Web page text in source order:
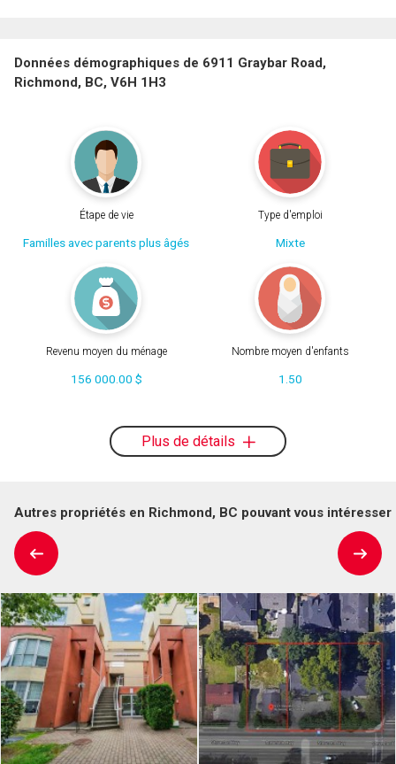
Données démographiques de 6911 Graybar Road,
Richmond, BC, V6H 1H3
Étape de vie
Familles avec parents plus âgés
Type d'emploi
Mixte
Revenu moyen du ménage
156 000.00 $
Nombre moyen d'enfants
1.50
Plus de détails
Autres propriétés en Richmond, BC pouvant vous intéresser